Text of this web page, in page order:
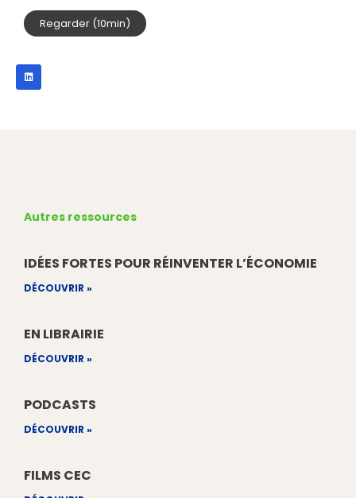
Regarder (10min)
Autres ressources
IDÉES FORTES POUR RÉINVENTER L’ÉCONOMIE
DÉCOUVRIR »
EN LIBRAIRIE
DÉCOUVRIR »
PODCASTS
DÉCOUVRIR »
FILMS CEC